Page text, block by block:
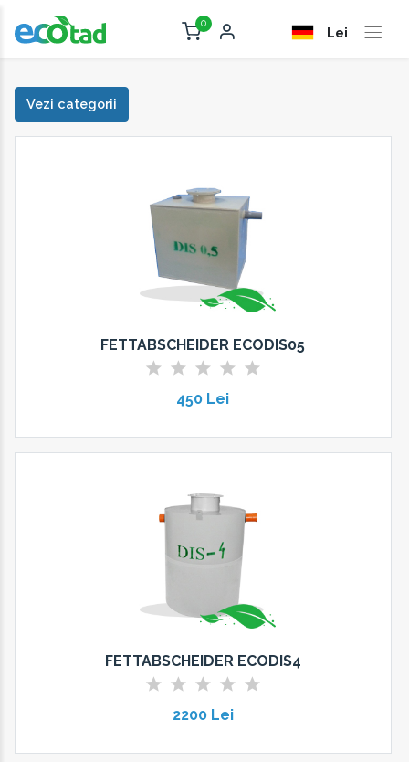
0
Lei
Vezi categorii
FETTABSCHEIDER ECODIS05
450 Lei
FETTABSCHEIDER ECODIS4
2200 Lei